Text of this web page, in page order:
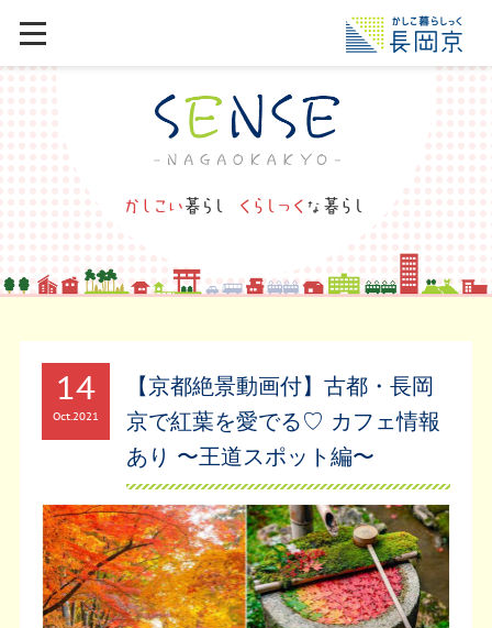
14
Oct2021
【京都絶景動画付】古都・長岡
京で紅葉を愛でる♡ カフェ情報
あり 〜王道スポット編〜